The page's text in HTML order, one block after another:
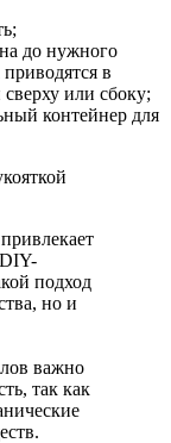
до нужного
в
или сбоку;
контейнер для
подход
но и
важно
так как